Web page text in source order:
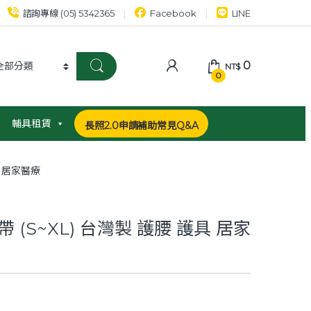
諮詢專線 (05) 5342365 Facebook LINE
0
NT$0
輔具租賃 長照2.0申請補助常見Q&A
家醫療
(S~XL) 台灣製 護腰 護具 居家